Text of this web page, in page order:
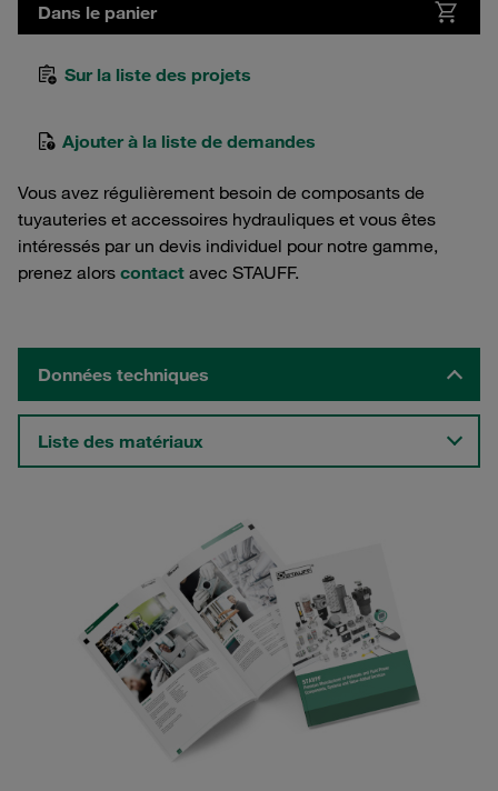
Dans le panier
Sur la liste des projets
Ajouter à la liste de demandes
Vous avez régulièrement besoin de composants de
tuyauteries et accessoires hydrauliques et vous êtes
intéressés par un devis individuel pour notre gamme,
prenez alors contact avec STAUFF.
Données techniques
Liste des matériaux